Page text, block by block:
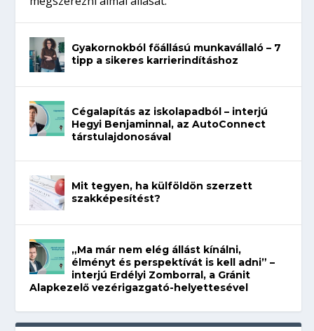
Gyakornokból főállású munkavállaló – 7
tipp a sikeres karrierindításhoz
Cégalapítás az iskolapadból – interjú
Hegyi Benjaminnal, az AutoConnect
társtulajdonosával
Mit tegyen, ha külföldön szerzett
szakképesítést?
„Ma már nem elég állást kínálni,
élményt és perspektívát is kell adni” –
interjú Erdélyi Zomborral, a Gránit
Alapkezelő vezérigazgató-helyettesével